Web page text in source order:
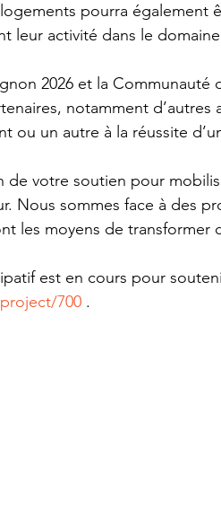
pourra également
leur activité dans le
2026 et la Communauté
notamment
ou un autre à la réussite
de votre soutien pour
Nous sommes face à des
les moyens de transformer
est en cours pour
700 .